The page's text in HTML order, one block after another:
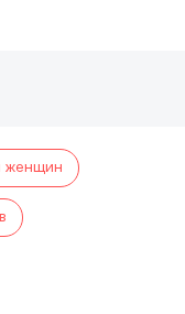
женщин